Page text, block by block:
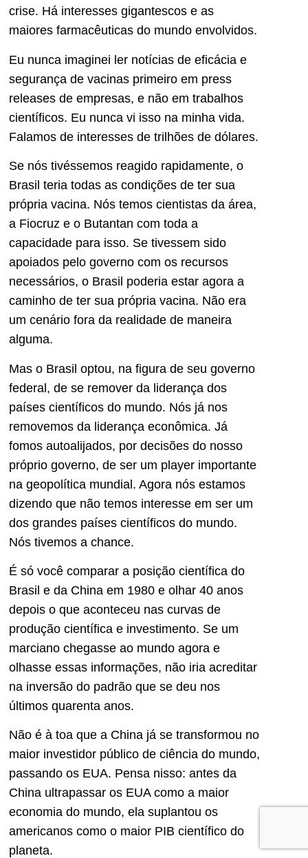
crise. Há interesses gigantescos e as
maiores farmacêuticas do mundo envolvidos.
Eu nunca imaginei ler notícias de eficácia e
segurança de vacinas primeiro em press
releases de empresas, e não em trabalhos
científicos. Eu nunca vi isso na minha vida.
Falamos de interesses de trilhões de dólares.
Se nós tivéssemos reagido rapidamente, o
Brasil teria todas as condições de ter sua
própria vacina. Nós temos cientistas da área,
a Fiocruz e o Butantan com toda a
capacidade para isso. Se tivessem sido
apoiados pelo governo com os recursos
necessários, o Brasil poderia estar agora a
caminho de ter sua própria vacina. Não era
um cenário fora da realidade de maneira
alguma.
Mas o Brasil optou, na figura de seu governo
federal, de se remover da liderança dos
países científicos do mundo. Nós já nos
removemos da liderança econômica. Já
fomos autoalijados, por decisões do nosso
próprio governo, de ser um player importante
na geopolítica mundial. Agora nós estamos
dizendo que não temos interesse em ser um
dos grandes países científicos do mundo.
Nós tivemos a chance.
É só você comparar a posição científica do
Brasil e da China em 1980 e olhar 40 anos
depois o que aconteceu nas curvas de
produção científica e investimento. Se um
marciano chegasse ao mundo agora e
olhasse essas informações, não iria acreditar
na inversão do padrão que se deu nos
últimos quarenta anos.
Não é à toa que a China já se transformou no
maior investidor público de ciência do mundo,
passando os EUA. Pensa nisso: antes da
China ultrapassar os EUA como a maior
economia do mundo, ela suplantou os
americanos como o maior PIB científico do
planeta.